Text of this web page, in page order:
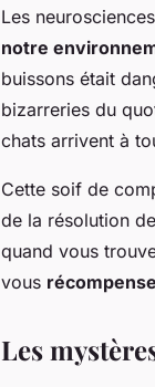
Les
notre
buissons était
bizarreries du
chats arrivent à
Cette soif de
de la résolution
quand vous
vous
Les